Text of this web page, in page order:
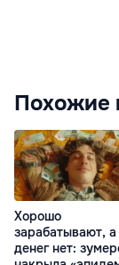
Похожие
Хорошо
зарабатывают, а
денег нет: